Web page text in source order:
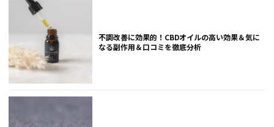
不調改善に効果的！CBDオイルの高い効果＆気に
なる副作用＆口コミを徹底分析